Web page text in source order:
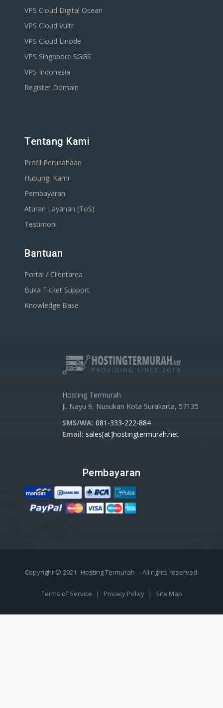
VPS Cloud Digital Ocean
VPS Cloud Vultr
VPS Cloud Linode
VPS Singapore SGGS
VPS Indonesia
Register Domain
Tentang Kami
Profil Perusahaan
Hubungi Kami
Pembayaran
Aturan Layanan (ToS)
Testimoni
Bantuan
Portal / Clientarea
Buka Ticket Support
Knowledge Base
Hosting Termurah
Jl. Nayu 9, Nusukan Kota Surakarta, 57135
SMS/WA: 081-333-222-884
Email: sales[at]hostingtermurah.net
Pembayaran
Copyright © 2021 Hosting Termurah - All rights reserved.
Terms of Service | Privacy Policy | Site Map